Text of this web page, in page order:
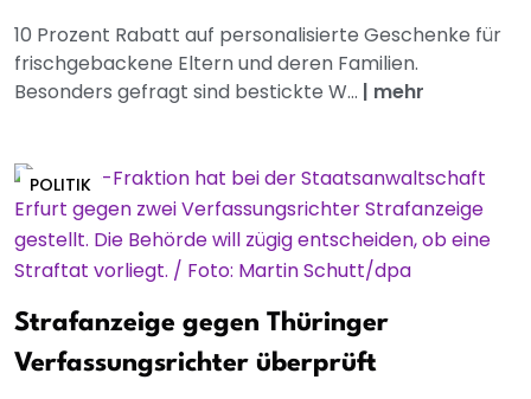
10 Prozent Rabatt auf personalisierte Geschenke für
frischgebackene Eltern und deren Familien.
Besonders gefragt sind bestickte W... | mehr
POLITIK
Strafanzeige gegen Thüringer
Verfassungsrichter überprüft